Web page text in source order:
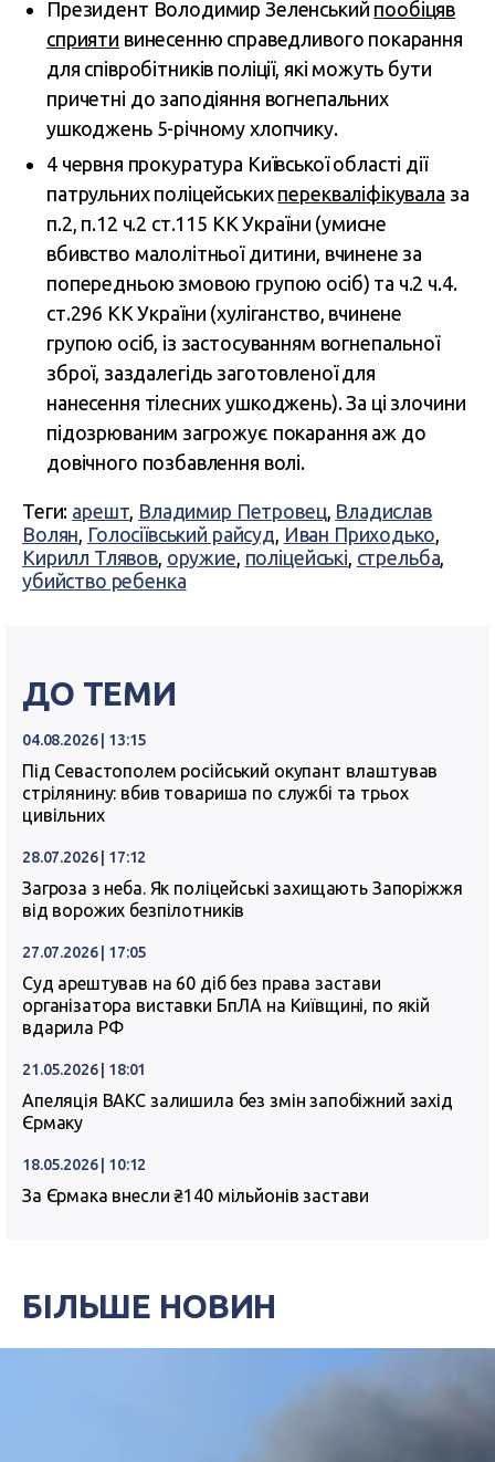
Президент Володимир Зеленський пообіцяв
сприяти винесенню справедливого покарання
для співробітників поліції, які можуть бути
причетні до заподіяння вогнепальних
ушкоджень 5-річному хлопчику.
4 червня прокуратура Київської області дії
патрульних поліцейських перекваліфікувала за
п.2, п.12 ч.2 ст.115 КК України (умисне
вбивство малолітньої дитини, вчинене за
попередньою змовою групою осіб) та ч.2 ч.4.
ст.296 КК України (хуліганство, вчинене
групою осіб, із застосуванням вогнепальної
зброї, заздалегідь заготовленої для
нанесення тілесних ушкоджень). За ці злочини
підозрюваним загрожує покарання аж до
довічного позбавлення волі.
Теги: арешт, Владимир Петровец, Владислав
Волян, Голосіївський райсуд, Иван Приходько,
Кирилл Тлявов, оружие, поліцейські, стрельба,
убийство ребенка
ДО ТЕМИ
04.08.2026 | 13:15
Під Севастополем російський окупант влаштував
стрілянину: вбив товариша по службі та трьох
цивільних
28.07.2026 | 17:12
Загроза з неба. Як поліцейські захищають Запоріжжя
від ворожих безпілотників
27.07.2026 | 17:05
Суд арештував на 60 діб без права застави
організатора виставки БпЛА на Київщині, по якій
вдарила РФ
21.05.2026 | 18:01
Апеляція ВАКС залишила без змін запобіжний захід
Єрмаку
18.05.2026 | 10:12
За Єрмака внесли ₴140 мільйонів застави
БІЛЬШЕ НОВИН